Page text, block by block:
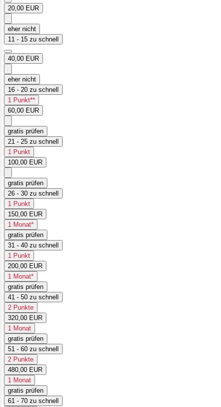
20,00 EUR
eher nicht
11 - 15 zu schnell
40,00 EUR
eher nicht
16 - 20 zu schnell
1 Punkt**
60,00 EUR
gratis prüfen
21 - 25 zu schnell
1 Punkt
100,00 EUR
gratis prüfen
26 - 30 zu schnell
1 Punkt
150,00 EUR
1 Monat*
gratis prüfen
31 - 40 zu schnell
1 Punkt
200,00 EUR
1 Monat*
gratis prüfen
41 - 50 zu schnell
2 Punkte
320,00 EUR
1 Monat
gratis prüfen
51 - 60 zu schnell
2 Punkte
480,00 EUR
1 Monat
gratis prüfen
61 - 70 zu schnell